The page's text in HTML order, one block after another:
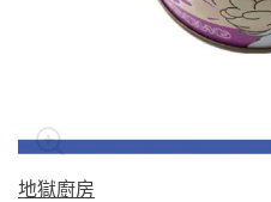
地獄廚房